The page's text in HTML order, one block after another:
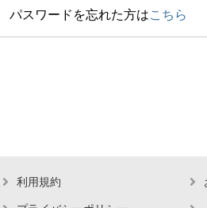
パスワードを忘れた方はこちら
利用規約